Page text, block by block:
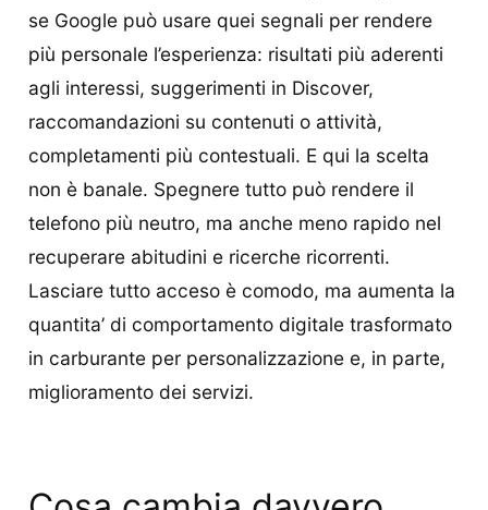
se Google può usare quei segnali per rendere
più personale l’esperienza: risultati più aderenti
agli interessi, suggerimenti in Discover,
raccomandazioni su contenuti o attività,
completamenti più contestuali. E qui la scelta
non è banale. Spegnere tutto può rendere il
telefono più neutro, ma anche meno rapido nel
recuperare abitudini e ricerche ricorrenti.
Lasciare tutto acceso è comodo, ma aumenta la
quantita’ di comportamento digitale trasformato
in carburante per personalizzazione e, in parte,
miglioramento dei servizi.